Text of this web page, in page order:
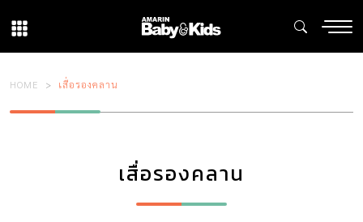
HOME เสื่อรองคลาน
เสื่อรองคลาน